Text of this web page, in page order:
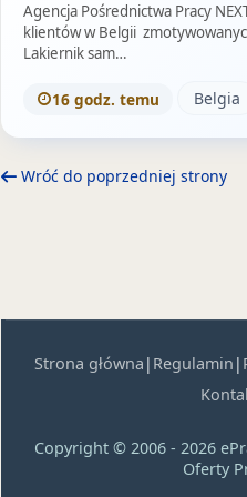
Agencja Pośrednictwa Pracy
klientów w Belgii
Lakiernik sam…
16 godz. temu Belgia
Wróć do poprzedniej strony
Strona główna | Regulamin |
Copyright © 2006 - 2026
Oferty